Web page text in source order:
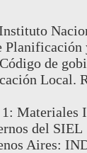
Planificación
Código de
Local.
1: Materiales
del SIEL
Aires: